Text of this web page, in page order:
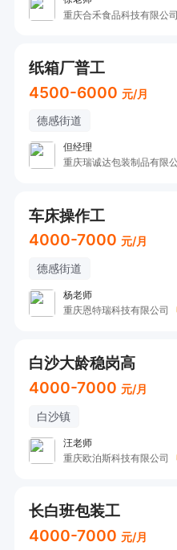
重庆合禾食品科技有限公司
纸箱厂普工
4500-6000 元/月
德感街道
但经理
重庆瑞诚达包装制品有限
车床操作工
4000-7000 元/月
德感街道
杨老师
重庆恩特瑞科技有限公司
白沙大龄稳岗高
4000-7000 元/月
白沙镇
汪老师
重庆欧泊斯科技有限公司
长白班包装工
4000-7000 元/月